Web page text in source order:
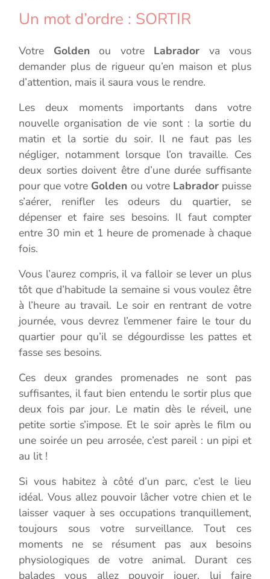
Un mot d’ordre : SORTIR
Votre Goldenou votre Labrador va vous
demander plus de rigueur qu’en maison et plus
d’attention, mais il saura vous le rendre.
Les deux moments importants dans votre
nouvelle organisation de vie sont : la sortie du
matin et la sortie du soir. Il ne faut pas les
négliger, notamment lorsque l’on travaille. Ces
deux sorties doivent être d’une durée suffisante
pour que votre Golden ou votre Labradorpuisse
s’aérer, renifler les odeurs du quartier, se
dépenser et faire ses besoins. Il faut compter
entre 30 min et 1 heure de promenade à chaque
fois.
Vous l’aurez compris, il va falloir se lever un plus
tôt que d’habitude la semaine si vous voulez être
à l’heure au travail. Le soir en rentrant de votre
journée, vous devrez l’emmener faire le tour du
quartier pour qu’il se dégourdisse les pattes et
fasse ses besoins.
Ces deux grandes promenades ne sont pas
suffisantes, il faut bien entendu le sortir plus que
deux fois par jour. Le matin dès le réveil, une
petite sortie s’impose. Et le soir après le film ou
une soirée un peu arrosée, c’est pareil : un pipi et
au lit !
Si vous habitez à côté d’un parc, c’est le lieu
idéal. Vous allez pouvoir lâcher votre chien et le
laisser vaquer à ses occupations tranquillement,
toujours sous votre surveillance. Tout ces
moments ne se résument pas aux besoins
physiologiques de votre animal. Durant ces
balades vous allez pouvoir jouer, lui faire